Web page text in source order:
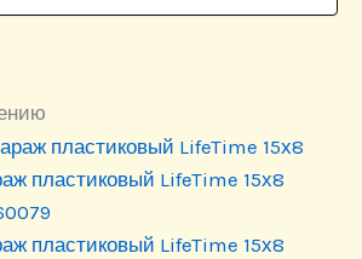
пластиковый LifeTime 15х8
пластиковый LifeTime 15х8